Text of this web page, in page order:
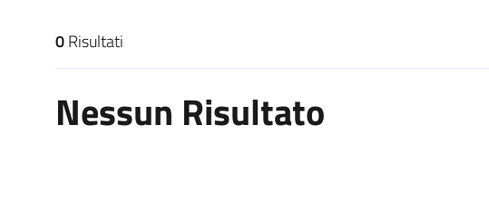
Risultati di ricerca
0Risultati
Nessun Risultato